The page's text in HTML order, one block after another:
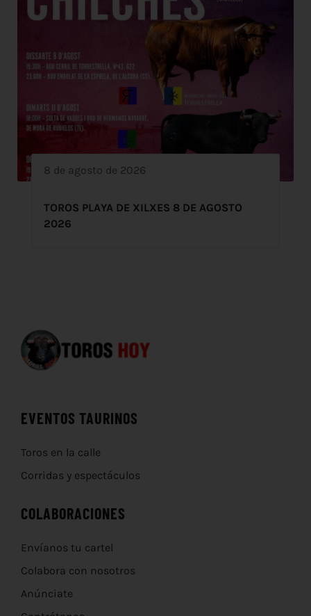
8 de agosto de 2026
TOROS PLAYA DE XILXES 8 DE AGOSTO
2026
EVENTOS TAURINOS
Toros en la calle
Corridas y espectáculos
COLABORACIONES
Envíanos tu cartel
Colabora con nosotros
Anúnciate